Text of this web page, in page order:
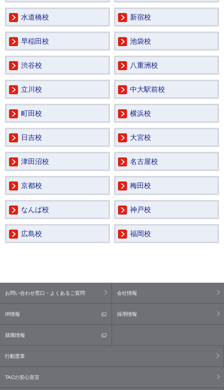
水道橋校 新宿校
早稲田校 池袋校
渋谷校 八重洲校
立川校 中大駅前校
町田校 横浜校
日吉校 大宮校
津田沼校 名古屋校
京都校 梅田校
なんば校 神戸校
広島校 福岡校
お問い合わせ窓口・よくあるご質問 会社情報
IR情報 採用情報
就職情報
行動憲章
TACの安心宣言